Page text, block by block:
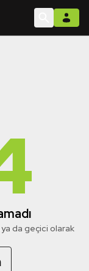
ya da geçici olarak